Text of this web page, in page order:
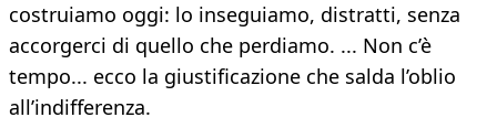
costruiamo oggi: lo inseguiamo, distratti, senza
accorgerci di quello che perdiamo. ... Non c’è
tempo... ecco la giustificazione che salda l’oblio
all’indifferenza.